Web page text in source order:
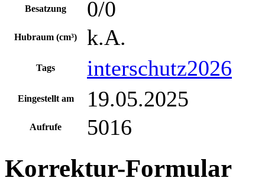
Besatzung 0/0
Hubraum (cm³) k.A.
Tags interschutz2026
Eingestellt am 19.05.2025
Aufrufe 5016
Korrektur-Formular